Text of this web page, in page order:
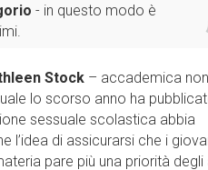
- in questo modo è
Stock – accademica non
lo scorso anno ha
sessuale scolastica abbia
l’idea di assicurarsi che i
pare più una priorità degli